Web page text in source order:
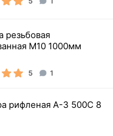
резьбовая
М10 1000мм
5 1
рифленая А-3 500С 8
«Быстрый заказ»